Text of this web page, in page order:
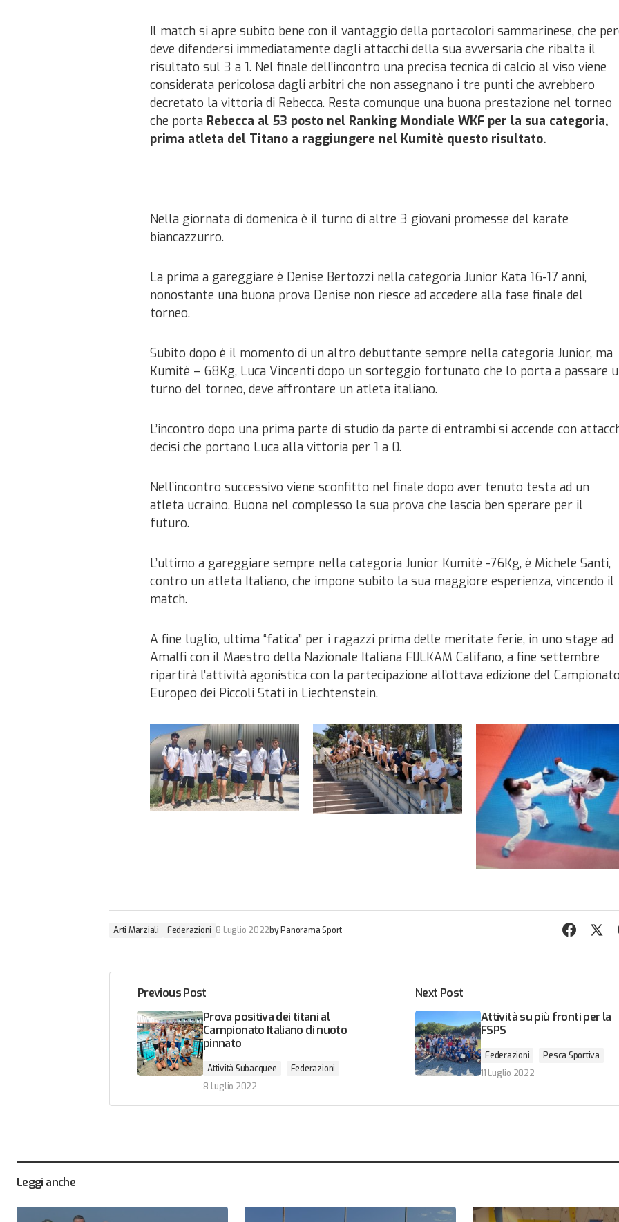
Il match si apre subito bene con il vantaggio della portacolori sammarinese, che
deve difendersi immediatamente dagli attacchi della sua avversaria che ribalta il
risultato sul 3 a 1. Nel finale dell’incontro una precisa tecnica di calcio al viso viene
considerata pericolosa dagli arbitri che non assegnano i tre punti che avrebbero
decretato la vittoria di Rebecca. Resta comunque una buona prestazione nel torneo
che porta Rebecca al 53 posto nel Ranking Mondiale WKF per la sua categoria,
prima atleta del Titano a raggiungere nel Kumitè questo risultato.
Nella giornata di domenica è il turno di altre 3 giovani promesse del karate
biancazzurro.
La prima a gareggiare è Denise Bertozzi nella categoria Junior Kata 16-17 anni,
nonostante una buona prova Denise non riesce ad accedere alla fase finale del
torneo.
Subito dopo è il momento di un altro debuttante sempre nella categoria Junior, ma
Kumitè – 68Kg, Luca Vincenti dopo un sorteggio fortunato che lo porta a passare
turno del torneo, deve affrontare un atleta italiano.
L’incontro dopo una prima parte di studio da parte di entrambi si accende con
decisi che portano Luca alla vittoria per 1 a 0.
Nell’incontro successivo viene sconfitto nel finale dopo aver tenuto testa ad un
atleta ucraino. Buona nel complesso la sua prova che lascia ben sperare per il
futuro.
L’ultimo a gareggiare sempre nella categoria Junior Kumitè -76Kg, è Michele Santi,
contro un atleta Italiano, che impone subito la sua maggiore esperienza, vincendo il
match.
A fine luglio, ultima “fatica” per i ragazzi prima delle meritate ferie, in uno stage ad
Amalfi con il Maestro della Nazionale Italiana FIJLKAM Califano, a fine settembre
ripartirà l’attività agonistica con la partecipazione all’ottava edizione del
Europeo dei Piccoli Stati in Liechtenstein.
Arti Marziali Federazioni 8 Luglio 2022by Panorama Sport
Previous Post
Prova positiva dei titani al
Campionato Italiano di nuoto
pinnato
Attività Subacquee
Federazioni
8 Luglio 2022
Next Post
Attività su più fronti per la
FSPS
Federazioni
Pesca Sportiva
11 Luglio 2022
Leggi anche